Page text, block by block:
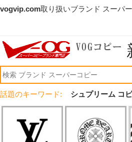
vogvip.com取り扱いブランド スーパ
話題のキーワード: シュプリーム コ